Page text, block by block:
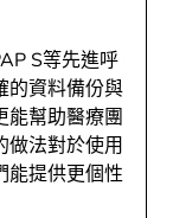
S等先進呼
的資料備份與
能幫助醫療團
做法對於使用
能提供更個性